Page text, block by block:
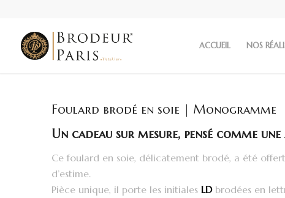
ACCUEIL NOS
Foulard brodé en soie | Monogramme
Un cadeau sur mesure, pensé comme
Ce foulard en soie, délicatement brodé, a été
d’estime.
Pièce unique, il porte les initiales LDbrodées en